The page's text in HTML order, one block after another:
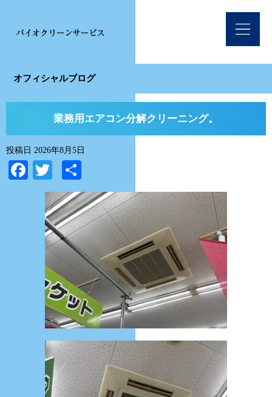
オフィシャルブログ
業務用エアコン分解クリーニング。
投稿日 2026年8月5日
Facebook
Twitter
有